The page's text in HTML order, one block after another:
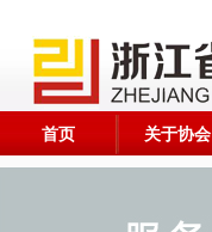
首页 关于协会